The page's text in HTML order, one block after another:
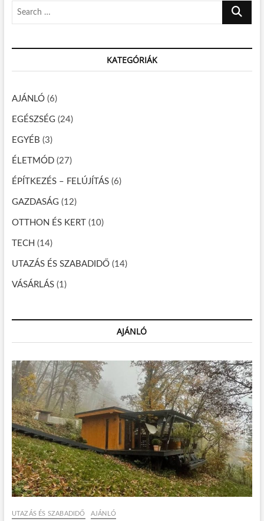
y
é
s
n
a
v
i
g
á
c
i
ó
:
r
h
KATEGÓRIÁK
AJÁNLÓ(6)
EGÉSZSÉG (24)
EGYÉB (3)
ÉLETMÓD(27)
ÉPÍTKEZÉS – FELÚJÍTÁS(6)
GAZDASÁG (12)
OTTHON ÉS KERT (10)
TECH (14)
UTAZÁS ÉS SZABADIDŐ(14)
VÁSÁRLÁS(1)
AJÁNLÓ
UTAZÁS ÉS SZABADIDŐ AJÁNLÓ